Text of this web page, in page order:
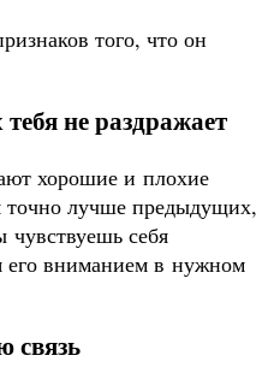
не раздражает
хорошие и плохие
лучше предыдущих,
себя
вниманием в нужном
связь